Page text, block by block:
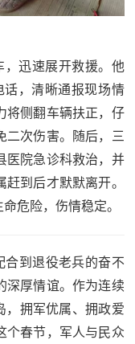
，迅速展开救援。他
话，清晰通报现场情
将侧翻车辆扶正，仔
二次伤害。随后，三
医院急诊科救治，并
到后才默默离开。
危险，伤情稳定。
合到退役老兵的奋不
深厚情谊。作为连续
，拥军优属、拥政爱
个春节，军人与民众